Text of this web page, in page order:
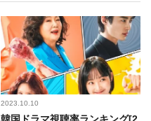
2023.10.10
韓国ドラマ視聴率ランキング[2